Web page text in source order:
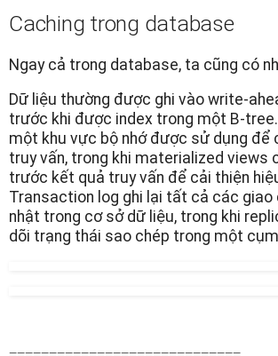
Caching trong database
Ngay cả trong database, ta cũng có
Dữ liệu thường được ghi vào write-
trước khi được index trong một B-
một khu vực bộ nhớ được sử dụng để
truy vấn, trong khi materialized views
trước kết quả truy vấn để cải thiện
Transaction log ghi lại tất cả các giao
nhật trong cơ sở dữ liệu, trong khi
dõi trạng thái sao chép trong một